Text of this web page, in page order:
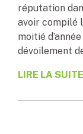
réputation
avoir compilé
moitié
dévoilement
LIRE LA